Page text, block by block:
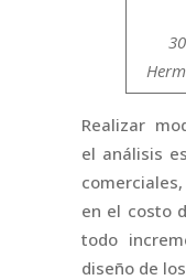
Realizar
el análisis
en el costo
todo
diseño de